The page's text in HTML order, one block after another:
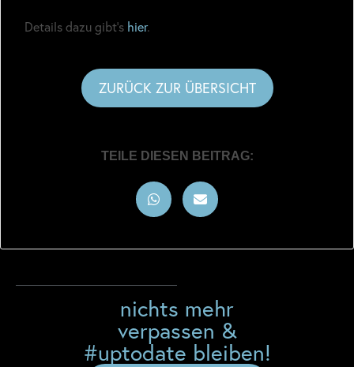
Details dazu gibt’s hier.
ZURÜCK ZUR ÜBERSICHT
TEILE DIESEN BEITRAG:
nichts mehr
verpassen &
#uptodate bleiben!